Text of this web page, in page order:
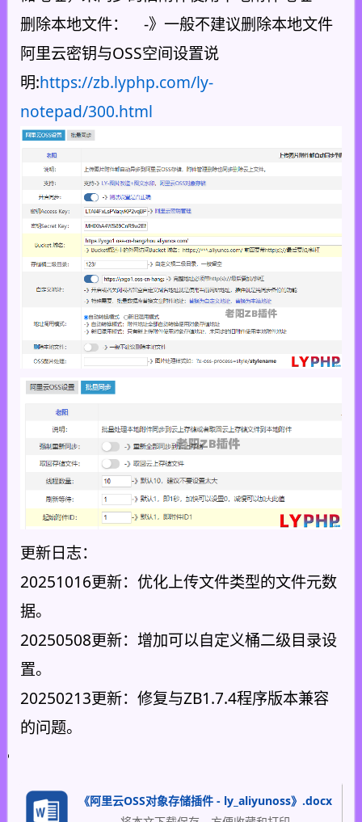
删除本地文件： -》一般不建议删除本地文件
阿里云密钥与OSS空间设置说
明:https://zb.lyphp.com/ly-
notepad/300.html
更新日志：
20251016更新：优化上传文件类型的文件元数
据。
20250508更新：增加可以自定义桶二级目录设
置。
20250213更新：修复与ZB1.7.4程序版本兼容
的问题。
《阿里云OSS对象存储插件 - ly_aliyunoss》.docx